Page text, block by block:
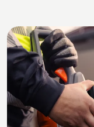
Alle
Produkte